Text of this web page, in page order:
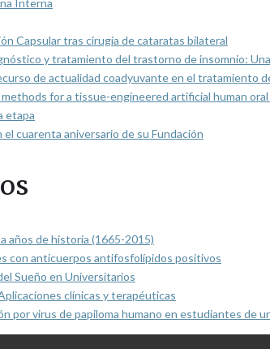
Interna
Capsular tras cirugía de cataratas bilateral
y tratamiento del trastorno de insomnio:
de actualidad coadyuvante en el tratamiento
for a tissue-engineered artificial human oral
etapa
el cuarenta aniversario de su Fundación
años de historia (1665-2015)
con anticuerpos antifosfolípidos positivos
Sueño en Universitarios
clínicas y terapéuticas
por virus de papiloma humano en estudiantes de